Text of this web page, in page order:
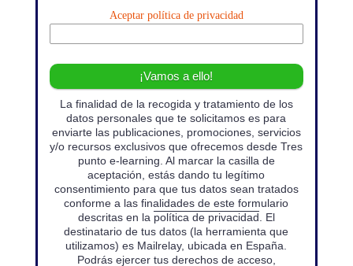
Aceptar política de privacidad
La finalidad de la recogida y tratamiento de los
datos personales que te solicitamos es para
enviarte las publicaciones, promociones, servicios
y/o recursos exclusivos que ofrecemos desde Tres
punto e-learning. Al marcar la casilla de
aceptación, estás dando tu legítimo
consentimiento para que tus datos sean tratados
conforme a las finalidades de este formulario
descritas en la política de privacidad . El
destinatario de tus datos (la herramienta que
utilizamos) es Mailrelay, ubicada en España.
Podrás ejercer tus derechos de acceso,